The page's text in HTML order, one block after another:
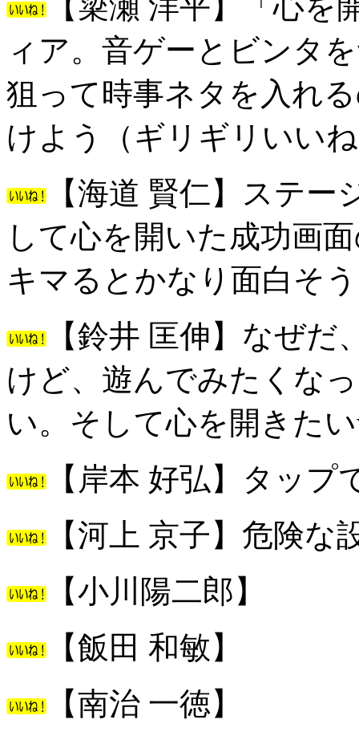
ィア。音ゲーとビンタ
狙って時事ネタを入れ
けよう（ギリギリいい
【海道 賢仁】ステ
して心を開いた成功画
キマるとかなり面白そ
【鈴井 匡伸】なぜ
けど、遊んでみたくな
い。そして心を開きた
【岸本 好弘】タッ
【河上 京子】危険
【小川陽二郎】
【飯田 和敏】
【南治 一徳】